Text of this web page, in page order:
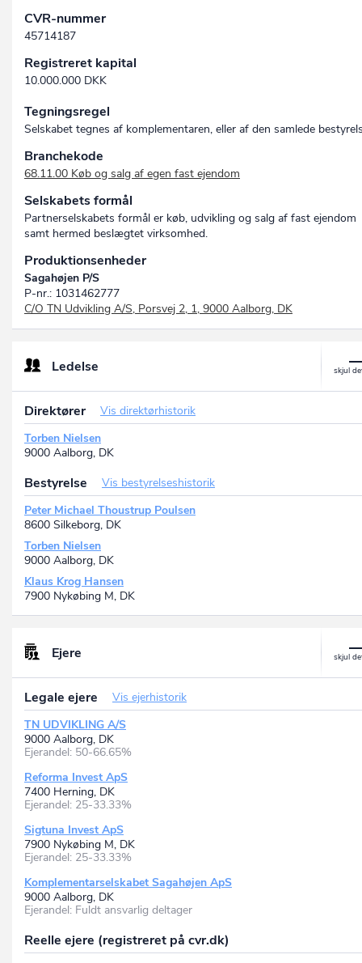
CVR-nummer
45714187
Registreret kapital
10.000.000 DKK
Tegningsregel
Selskabet tegnes af komplementaren, eller af den samlede
Branchekode
68.11.00 Køb og salg af egen fast ejendom
Selskabets formål
Partnerselskabets formål er køb, udvikling og salg af fast ejendom
samt hermed beslægtet virksomhed.
Produktionsenheder
Sagahøjen P/S
P-nr.: 1031462777
C/O TN Udvikling A/S, Porsvej 2, 1, 9000 Aalborg, DK
Ledelse
Direktører
Vis direktørhistorik
Torben Nielsen
9000 Aalborg, DK
Bestyrelse
Vis bestyrelseshistorik
Peter Michael Thoustrup Poulsen
8600 Silkeborg, DK
Torben Nielsen
9000 Aalborg, DK
Klaus Krog Hansen
7900 Nykøbing M, DK
Ejere
Legale ejere
Vis ejerhistorik
TN UDVIKLING A/S
9000 Aalborg, DK
Ejerandel: 50-66.65%
Reforma Invest ApS
7400 Herning, DK
Ejerandel: 25-33.33%
Sigtuna Invest ApS
7900 Nykøbing M, DK
Ejerandel: 25-33.33%
Komplementarselskabet Sagahøjen ApS
9000 Aalborg, DK
Ejerandel: Fuldt ansvarlig deltager
Reelle ejere (registreret på cvr.dk)